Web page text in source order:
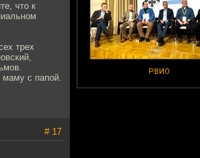
РВИО
что к
трех
маму с папой.
# 17